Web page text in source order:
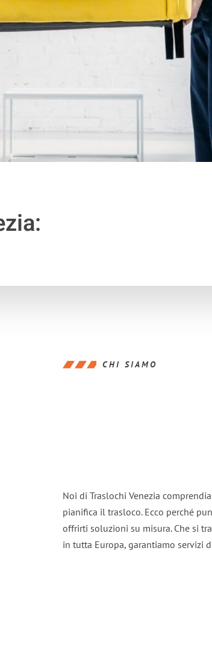
CHI SIAMO
Noi di Traslochi Venezia
pianifica il trasloco. Ecco perché
offrirti soluzioni su misura. Che si
in tutta Europa, garantiamo servizi